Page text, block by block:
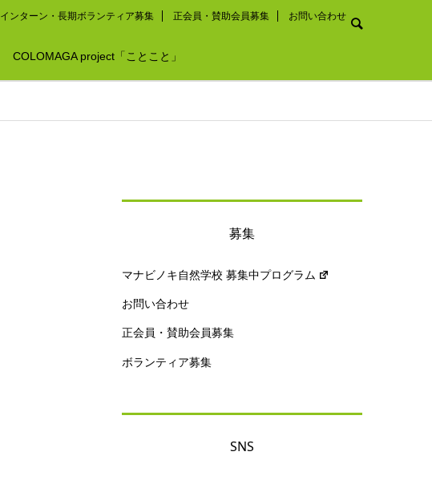
インターン・長期ボランティア募集 正会員・賛助会員募集 お問い合わせ
COLOMAGA project「ことこと」
募集
マナビノキ自然学校 募集中プログラム
お問い合わせ
正会員・賛助会員募集
ボランティア募集
SNS